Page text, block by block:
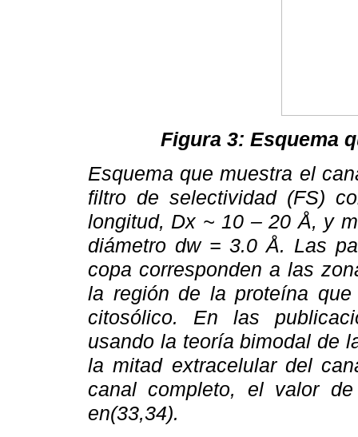
Figura 3: Esquema
Esquema que muestra el
filtro de selectividad (FS)
longitud, Dx ~ 10 – 20 Å, y
diámetro dw = 3.0 Å. Las
copa corresponden a las
la región de la proteína
citosólico. En las
usando la teoría bimodal de
la mitad extracelular del
canal completo, el valor
en(33,34).